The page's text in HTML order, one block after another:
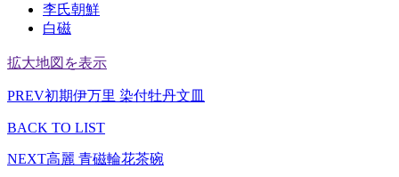
李氏朝鮮
白磁
拡大地図を表示
PREV初期伊万里 染付牡丹文皿
BACK TO LIST
NEXT高麗 青磁輪花茶碗